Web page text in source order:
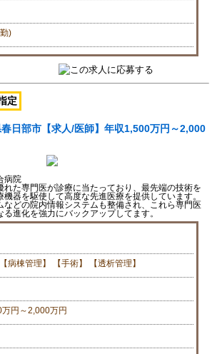
)
定
日部市【求人/医師】年収1,500万円～2,000
病院
れた専門医が診療に当たっており、最先端の技術を
器を駆使して高度な先進医療を提供しています。
などの院内情報システムも整備され、これら専門医
進化を強力にバックアップしてます。
【病棟管理】 【手術】 【透析管理】
円～2,000万円